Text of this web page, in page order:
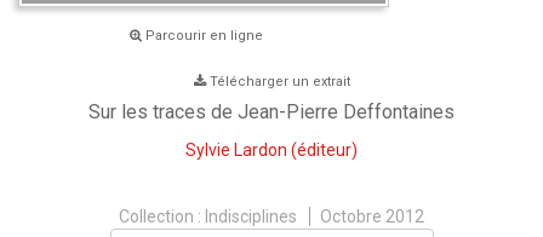
Parcourir en ligne
Télécharger un extrait
Sur les traces de Jean-Pierre Deffontaines
Sylvie Lardon (éditeur)
Collection : Indisciplines
Octobre 2012